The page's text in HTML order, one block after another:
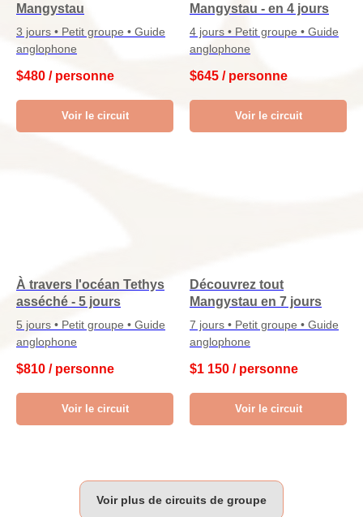
Mangystau
3 jours • Petit groupe • Guide
anglophone
$480 / personne
Voir le circuit
Mangystau - en 4 jours
4 jours • Petit groupe • Guide
anglophone
$645 / personne
Voir le circuit
À travers l'océan Tethys
asséché - 5 jours
5 jours • Petit groupe • Guide
anglophone
$810 / personne
Voir le circuit
Découvrez tout
Mangystau en 7 jours
7 jours • Petit groupe • Guide
anglophone
$1 150 / personne
Voir le circuit
Voir plus de circuits de groupe